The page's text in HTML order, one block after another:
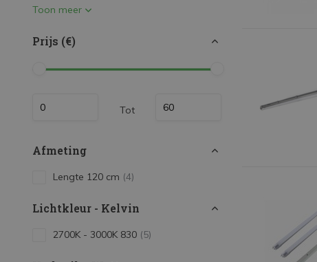
LED TL verlichting
Toon meer
Prijs (€)
Tot
Afmeting
Lengte 120 cm (4)
Lichtkleur - Kelvin
2700K - 3000K 830 (5)